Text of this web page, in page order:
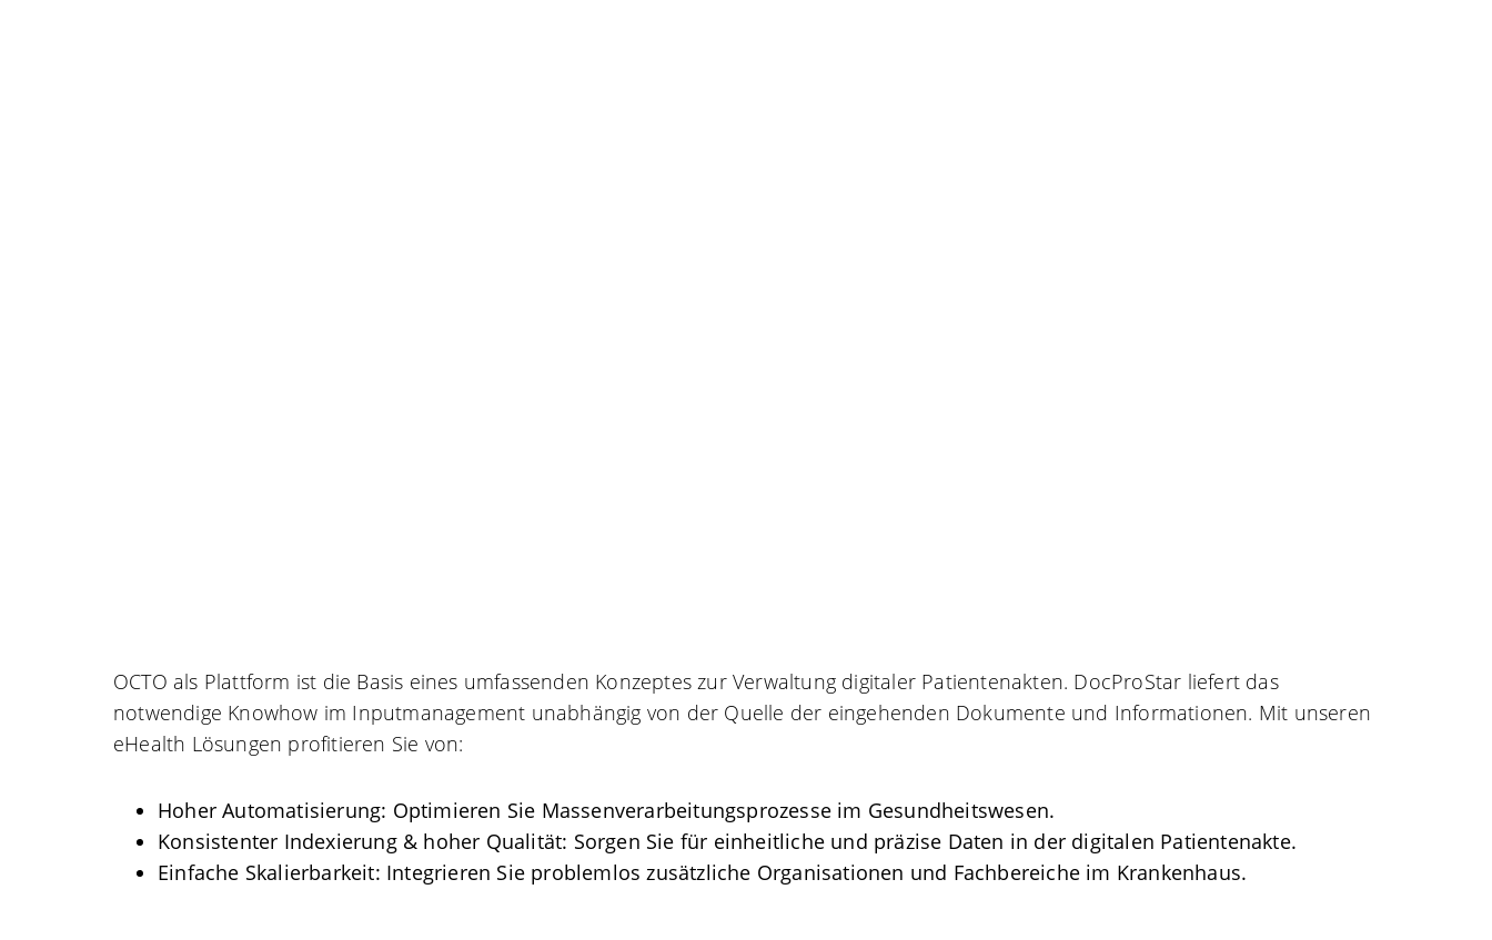
OCTO als Plattform ist die Basis eines umfassenden Konzeptes zur Verwaltung digitaler Patientenakten. DocProStar liefert das
notwendige Knowhow im Inputmanagement unabhängig von der Quelle der eingehenden Dokumente und Informationen. Mit unseren
eHealth Lösungen profitieren Sie von:
Hoher Automatisierung: Optimieren Sie Massenverarbeitungsprozesse im Gesundheitswesen.
Konsistenter Indexierung & hoher Qualität: Sorgen Sie für einheitliche und präzise Daten in der digitalen Patientenakte.
Einfache Skalierbarkeit: Integrieren Sie problemlos zusätzliche Organisationen und Fachbereiche im Krankenhaus.